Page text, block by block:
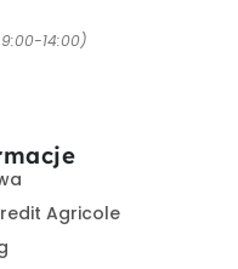
14:00)
Agricole